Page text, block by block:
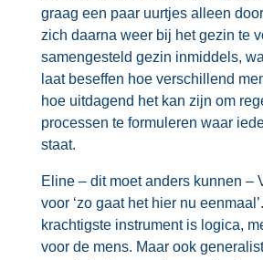
graag een paar uurtjes alleen
zich daarna weer bij het gezin te
samengesteld gezin inmiddels,
laat beseffen hoe verschillend
hoe uitdagend het kan zijn om
processen te formuleren waar
staat.
Eline – dit moet anders kunnen –
voor ‘zo gaat het hier nu
krachtigste instrument is logica,
voor de mens. Maar ook